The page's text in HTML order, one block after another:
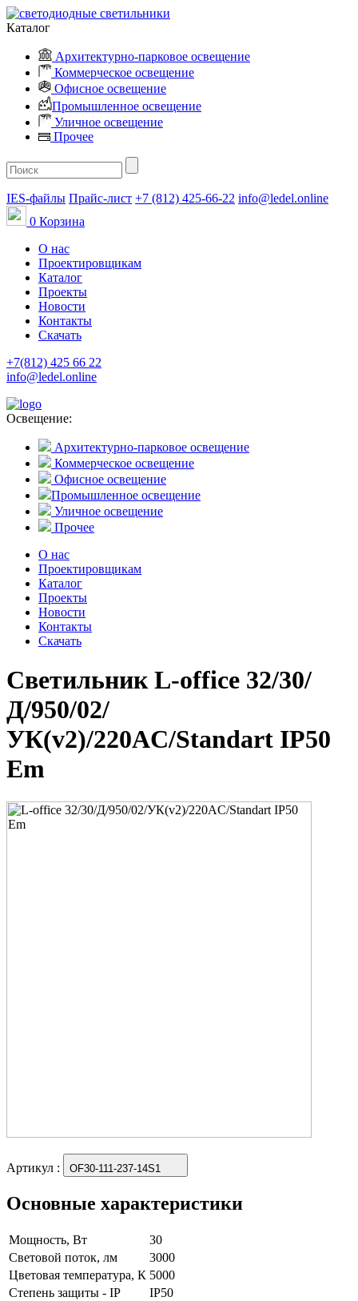
Каталог
Архитектурно-парковое освещение
Коммерческое освещение
Офисное освещение
Промышленное освещение
Уличное освещение
Прочее
IES-файлы Прайс-лист +7 (812) 425-66-22 info@ledel.online
0 Корзина
О нас
Проектировщикам
Каталог
Проекты
Новости
Контакты
Скачать
+7(812) 425 66 22
info@ledel.online
Освещение:
Архитектурно-парковое освещение
Коммерческое освещение
Офисное освещение
Промышленное освещение
Уличное освещение
Прочее
О нас
Проектировщикам
Каталог
Проекты
Новости
Контакты
Скачать
Светильник L-office 32/30/
Д/950/02/
УК(v2)/220AC/Standart IP50
Em
Артикул : OF30-111-237-14S1
Основные характеристики
Мощность, Вт
30
Световой поток, лм
3000
Цветовая температура, К 5000
Степень защиты - IP
IP50